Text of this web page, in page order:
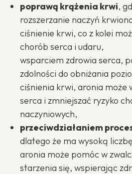
poprawą krążenia krwi,
rozszerzanie naczyń
ciśnienie krwi, co z kolei
chorób serca i udaru,
wsparciem zdrowia serca,
zdolności do obniżania
ciśnienia krwi, aronia może
serca i zmniejszać ryzyko
naczyniowych,
przeciwdziałaniem
dlatego że ma wysoką
aronia może pomóc w
starzenia się, wspierając